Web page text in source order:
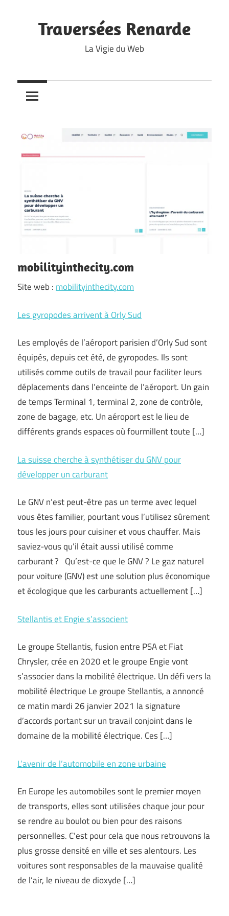
contentTraversées Renarde
La Vigie du Web
mobilityinthecity.com
Site web : mobilityinthecity.com
Les gyropodes arrivent à Orly Sud
Les employés de l’aéroport parisien d’Orly Sud sont
équipés, depuis cet été, de gyropodes. Ils sont
utilisés comme outils de travail pour faciliter leurs
déplacements dans l’enceinte de l’aéroport. Un gain
de temps Terminal 1, terminal 2, zone de contrôle,
zone de bagage, etc. Un aéroport est le lieu de
différents grands espaces où fourmillent toute […]
La suisse cherche à synthétiser du GNV pour
développer un carburant
Le GNV n’est peut-être pas un terme avec lequel
vous êtes familier, pourtant vous l’utilisez sûrement
tous les jours pour cuisiner et vous chauffer. Mais
saviez-vous qu’il était aussi utilisé comme
carburant ? Qu’est-ce que le GNV ? Le gaz naturel
pour voiture (GNV) est une solution plus économique
et écologique que les carburants actuellement […]
Stellantis et Engie s’associent
Le groupe Stellantis, fusion entre PSA et Fiat
Chrysler, crée en 2020 et le groupe Engie vont
s’associer dans la mobilité électrique. Un défi vers la
mobilité électrique Le groupe Stellantis, a annoncé
ce matin mardi 26 janvier 2021 la signature
d’accords portant sur un travail conjoint dans le
domaine de la mobilité électrique. Ces […]
L’avenir de l’automobile en zone urbaine
En Europe les automobiles sont le premier moyen
de transports, elles sont utilisées chaque jour pour
se rendre au boulot ou bien pour des raisons
personnelles. C’est pour cela que nous retrouvons la
plus grosse densité en ville et ses alentours. Les
voitures sont responsables de la mauvaise qualité
de l’air, le niveau de dioxyde […]